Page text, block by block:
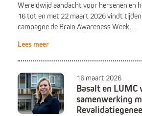
Wereldwijd aandacht voor hersenen en
16 tot en met 22 maart 2026 vindt
campagne de Brain Awareness Week…
Lees meer
16 maart 2026
Basalt en LUMC
samenwerking